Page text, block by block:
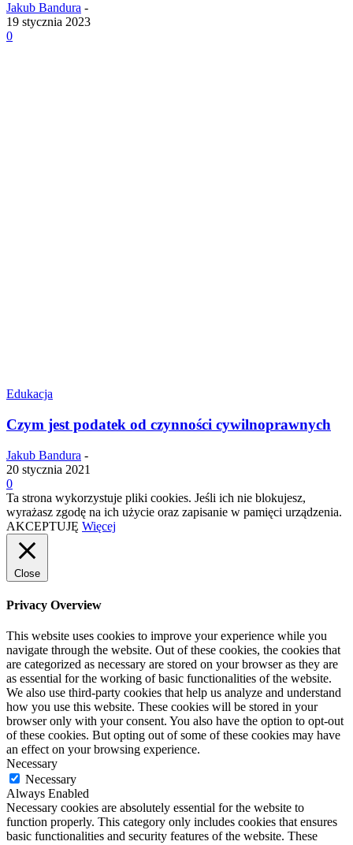
Jakub Bandura -
19 stycznia 2023
0
Edukacja
Czym jest podatek od czynności cywilnoprawnych
Jakub Bandura -
20 stycznia 2021
0
Ta strona wykorzystuje pliki cookies. Jeśli ich nie blokujesz,
wyrażasz zgodę na ich użycie oraz zapisanie w pamięci urządzenia.
AKCEPTUJĘ Więcej
Close
Privacy Overview
This website uses cookies to improve your experience while you
navigate through the website. Out of these cookies, the cookies that
are categorized as necessary are stored on your browser as they are
as essential for the working of basic functionalities of the website.
We also use third-party cookies that help us analyze and understand
how you use this website. These cookies will be stored in your
browser only with your consent. You also have the option to opt-out
of these cookies. But opting out of some of these cookies may have
an effect on your browsing experience.
Necessary
Necessary
Always Enabled
Necessary cookies are absolutely essential for the website to
function properly. This category only includes cookies that ensures
basic functionalities and security features of the website. These